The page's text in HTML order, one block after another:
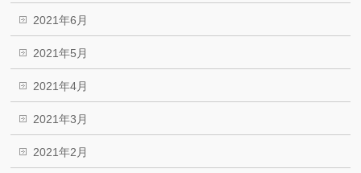
2021年6月
2021年5月
2021年4月
2021年3月
2021年2月